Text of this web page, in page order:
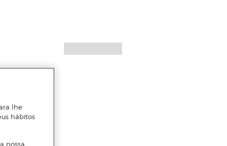
lhe
hábitos
nossa